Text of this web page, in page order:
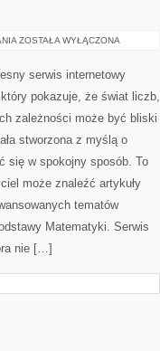
ZAAWANSOWANE
ZOSTAŁA WYŁĄCZONA
serwis internetowy
pokazuje, że świat liczb,
zależności może być bliski
stworzona z myślą o
się w spokojny sposób. To
może znaleźć artykuły
tematów
Matematyki. Serwis
nie […]